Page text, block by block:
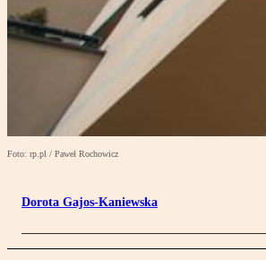
Foto: rp.pl / Paweł Rochowicz
Dorota Gajos-Kaniewska